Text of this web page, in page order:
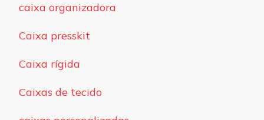
caixa organizadora
Caixa presskit
Caixa rígida
Caixas de tecido